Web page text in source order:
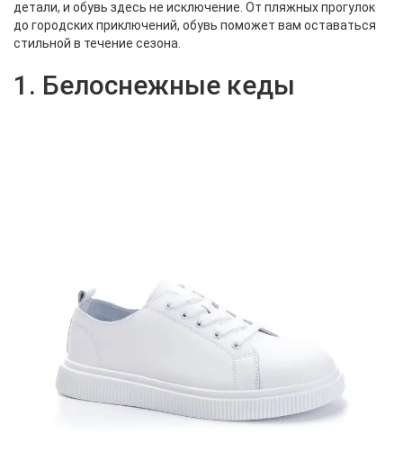
детали, и обувь здесь не исключение. От пляжных прогулок
до городских приключений, обувь поможет вам оставаться
стильной в течение сезона.
1. Белоснежные кеды